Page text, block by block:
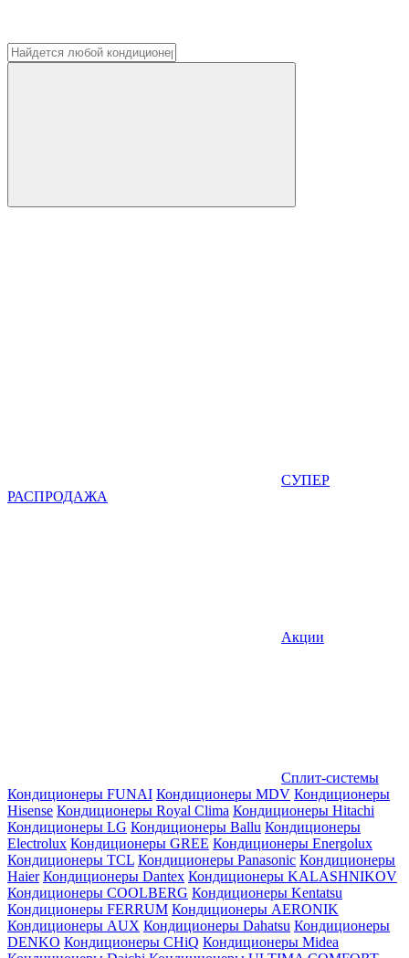
СУПЕР
РАСПРОДАЖА
Акции
Сплит-системы
Кондиционеры FUNAI Кондиционеры MDV Кондиционеры
Hisense Кондиционеры Royal Clima Кондиционеры Hitachi
Кондиционеры LG Кондиционеры Ballu Кондиционеры
Electrolux Кондиционеры GREE Кондиционеры Energolux
Кондиционеры TCL Кондиционеры Panasonic Кондиционеры
Haier Кондиционеры Dantex Кондиционеры KALASHNIKOV
Кондиционеры СOOLBERG Кондиционеры Kentatsu
Кондиционеры FERRUM Кондиционеры AERONIK
Кондиционеры AUX Кондиционеры Dahatsu Кондиционеры
DENKO Кондиционеры CHiQ Кондиционеры Midea